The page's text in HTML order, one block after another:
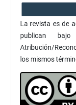
La revista es de
publican
Atribución/
los mismos